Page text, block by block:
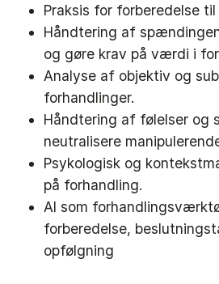
Praksis for forberedelse
Håndtering af
og gøre krav på værdi i
Analyse af objektiv og
forhandlinger.
Håndtering af følelser og
neutralisere
Psykologisk og
på forhandling.
AI som
forberedelse,
opfølgning